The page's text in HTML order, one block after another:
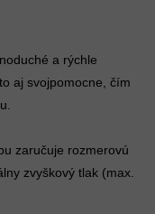
a rýchle
aj svojpomocne, čím
zaručuje rozmerovú
zvyškový tlak (max.